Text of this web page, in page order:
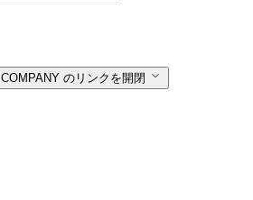
COMPANY のリンクを開閉